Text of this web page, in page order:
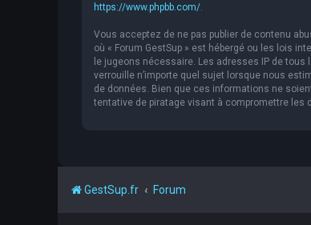
https://www.phpbb.com/
Vous acceptez de ne pas publier de contenu
où « Forum GestSup » est hébergé ou les lois
le jugeons nécessaire. Les adresses IP de
verrouille n’importe quel sujet lorsque nous
de données. Bien que ces informations ne
tentative de piratage visant à compromettre les
GestSup.fr Forum